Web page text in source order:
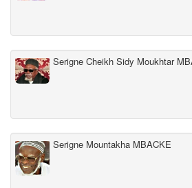
Serigne Cheikh Sidy Moukhtar
Serigne Mountakha MBACKE